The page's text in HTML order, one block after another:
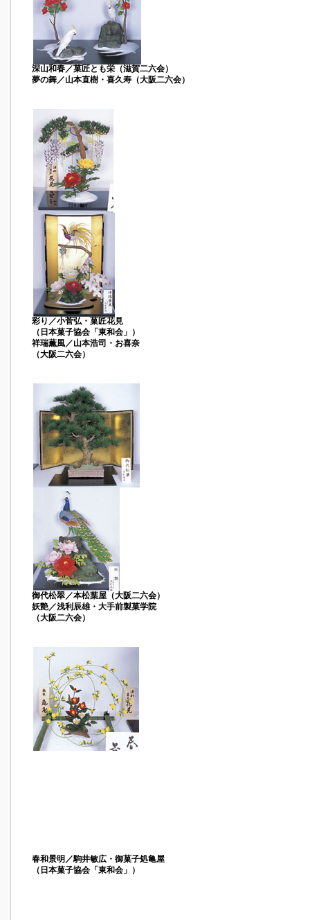
深山和春／菓匠とも栄（滋賀二六会）
夢の舞／山本直樹・喜久寿（大阪二六会）
彩り／小菅弘・菓匠花見
（日本菓子協会「東和会」）
祥瑞薫風／山本浩司・お喜奈
（大阪二六会）
御代松翠／本松葉屋（大阪二六会）
妖艶／浅利辰雄・大手前製菓学院
（大阪二六会）
春和景明／駒井敏広・御菓子処亀屋
（日本菓子協会「東和会」）